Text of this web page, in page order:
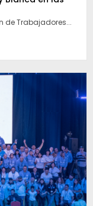
de Trabajadores...